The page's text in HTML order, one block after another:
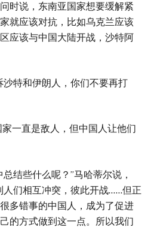
时说，东南亚国家想要缓解紧
就应该对抗，比如乌克兰应该
应该与中国大陆开战，沙特阿
沙特和伊朗人，你们不要再打
一直是敌人，但中国人让他们
结些什么呢？”马哈蒂尔说，
人们相互冲突，彼此开战……但正
多错事的中国人，成为了促进
的方式做到这一点。所以我们